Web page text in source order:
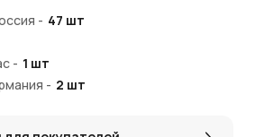
розовой коробке.
лентой в тон, что подчеркивает
для любого повода —
- 47 шт
- 1 шт
- 2 шт